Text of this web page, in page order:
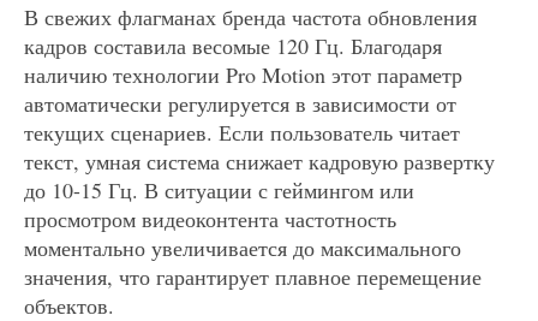
В свежих флагманах бренда частота обновления
кадров составила весомые 120 Гц. Благодаря
наличию технологии Pro Motion этот параметр
автоматически регулируется в зависимости от
текущих сценариев. Если пользователь читает
текст, умная система снижает кадровую развертку
до 10-15 Гц. В ситуации с геймингом или
просмотром видеоконтента частотность
моментально увеличивается до максимального
значения, что гарантирует плавное перемещение
объектов.